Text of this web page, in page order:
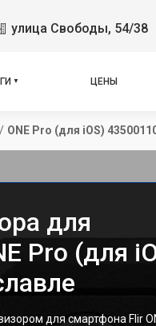
улица Свободы, 54/38
ЦЕНЫ
/ ONE Pro (для iOS)
для
Pro (для
для смартфона Flir